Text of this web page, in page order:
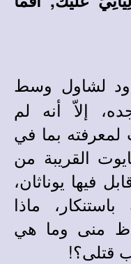
لشاول وسط
إلاّ أنه لم
بما في
القريبة من
فيها يوناثان،
ماذا
منى وما هي
قتلى؟!